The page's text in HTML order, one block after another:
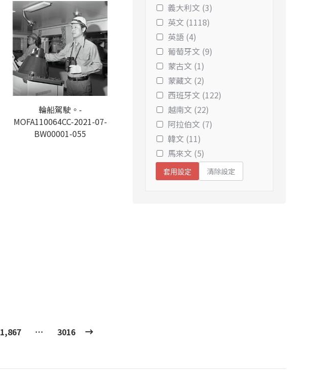
輪船駕駛。-
MOFA110064CC-2021-07-
BW00001-055
1,867 … 3016
義大利文 (3)
英文 (1118)
英語 (4)
葡萄牙文 (9)
蒙古文 (1)
蒙藏文 (2)
西班牙文 (122)
越南文 (22)
阿拉伯文 (7)
韓文 (11)
馬來文 (5)
套用設定 清除設定